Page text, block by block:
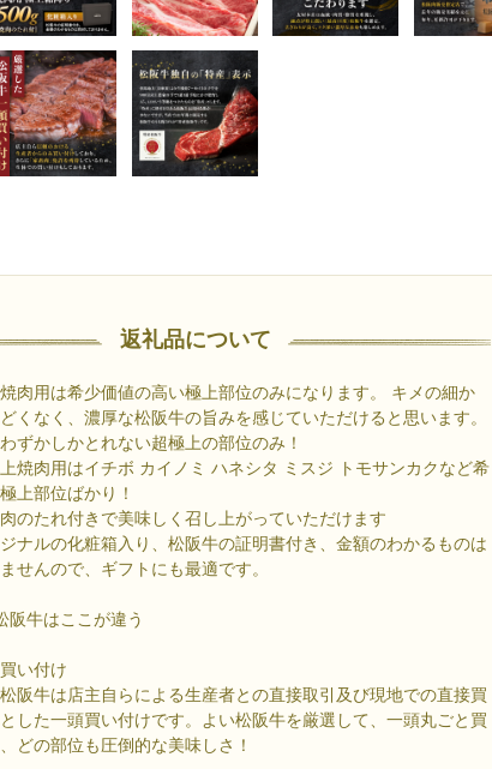
返礼品について
肉用は希少価値の高い極上部位のみになります。 キメの細か
くなく、濃厚な松阪牛の旨みを感じていただけると思います。
ずかしかとれない超極上の部位のみ！
焼肉用はイチボ カイノミ ハネシタ ミスジ トモサンカクなど希
上部位ばかり！
のたれ付きで美味しく召し上がっていただけます
ナルの化粧箱入り、松阪牛の証明書付き、金額のわかるものは
せんので、ギフトにも最適です。
阪牛はここが違う
い付け
阪牛は店主自らによる生産者との直接取引及び現地での直接買
した一頭買い付けです。よい松阪牛を厳選して、一頭丸ごと買
どの部位も圧倒的な美味しさ！